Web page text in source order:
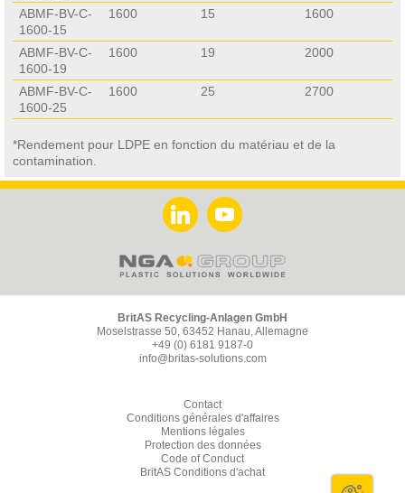
ABMF-BV-C-
1600-15
1600 15 1600
ABMF-BV-C-
1600-19
1600 19 2000
ABMF-BV-C-
1600-25
1600 25 2700
*Rendement pour LDPE en fonction du matériau et de la
contamination.
BritAS Recycling-Anlagen GmbH
Moselstrasse 50, 63452 Hanau, Allemagne
+49 (0) 6181 9187-0
info@britas-solutions.com
Contact
Conditions générales d'affaires
Mentions légales
Protection des données
Code of Conduct
BritAS Conditions d'achat